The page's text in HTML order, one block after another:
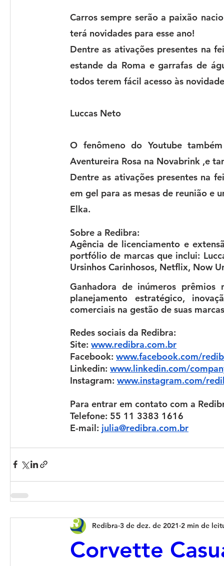
Carros sempre serão a paixão
terá novidades para esse ano!
Dentre as ativações presentes na
estande da Roma e garrafas de
todos terem fácil acesso às
Luccas Neto
O fenômeno do Youtube
Aventureira Rosa na Novabrink ,e
Dentre as ativações presentes na
em gel para as mesas de reunião e
Elka.
Sobre a Redibra:
Agência de licenciamento e
portfólio de marcas que inclui:
Ursinhos Carinhosos, Netflix, Now
Ganhadora de inúmeros prêmios
planejamento estratégico,
comerciais na gestão de suas
Redes sociais da Redibra:
Site: www.redibra.com.br
Facebook: www.facebook.com/
Linkedin: www.linkedin.com/
Instagram: www.instagram.com/
Para entrar em contato com a
Telefone: 55 11 3383 1616
E-mail: julia@redibra.com.br
Corvette
Redibra 3 de dez. de 2021 2 min de